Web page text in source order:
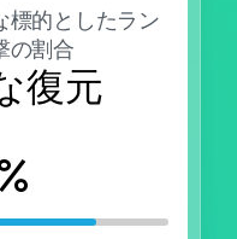
的としたラン
の割合
復元